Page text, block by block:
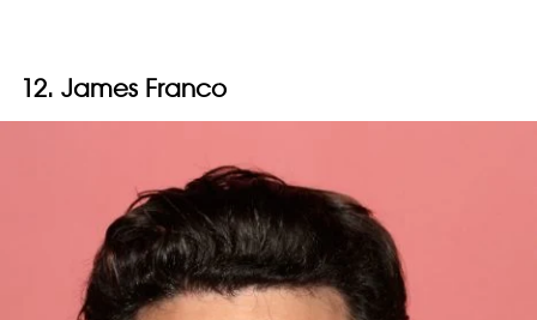
12. James Franco